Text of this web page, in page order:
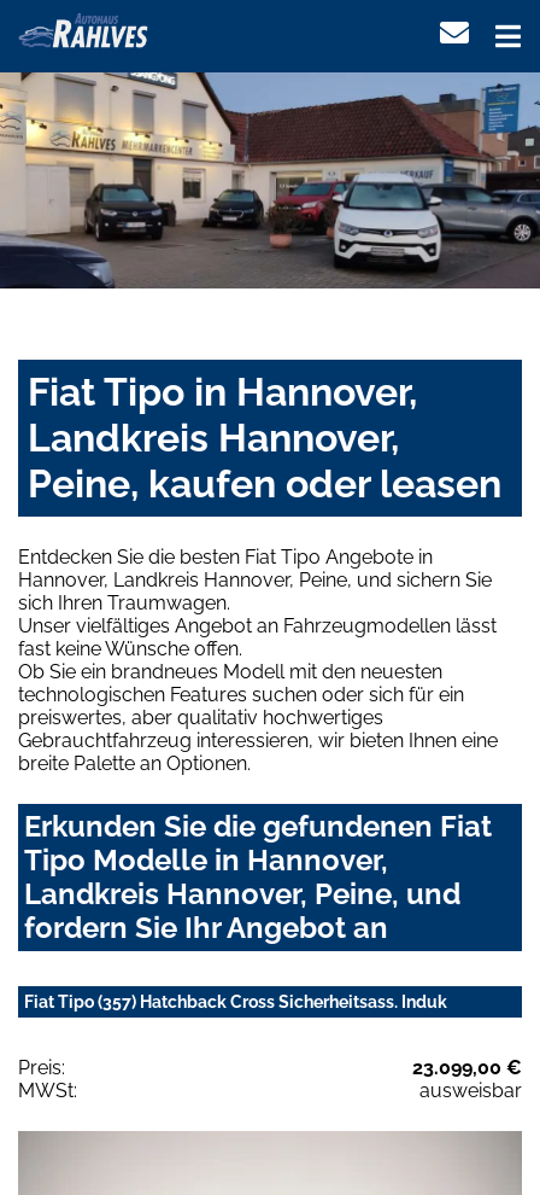
Fiat Tipo in Hannover,
Landkreis Hannover,
Peine, kaufen oder leasen
Entdecken Sie die besten Fiat Tipo Angebote in
Hannover, Landkreis Hannover, Peine, und sichern Sie
sich Ihren Traumwagen.
Unser vielfältiges Angebot an Fahrzeugmodellen lässt
fast keine Wünsche offen.
Ob Sie ein brandneues Modell mit den neuesten
technologischen Features suchen oder sich für ein
preiswertes, aber qualitativ hochwertiges
Gebrauchtfahrzeug interessieren, wir bieten Ihnen eine
breite Palette an Optionen.
Erkunden Sie die gefundenen Fiat
Tipo Modelle in Hannover,
Landkreis Hannover, Peine, und
fordern Sie Ihr Angebot an
Fiat Tipo (357) Hatchback Cross Sicherheitsass. Induk
Preis:
23.099,00 €
MWSt:
ausweisbar